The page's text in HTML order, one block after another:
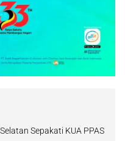
Sepakati KUA PPAS